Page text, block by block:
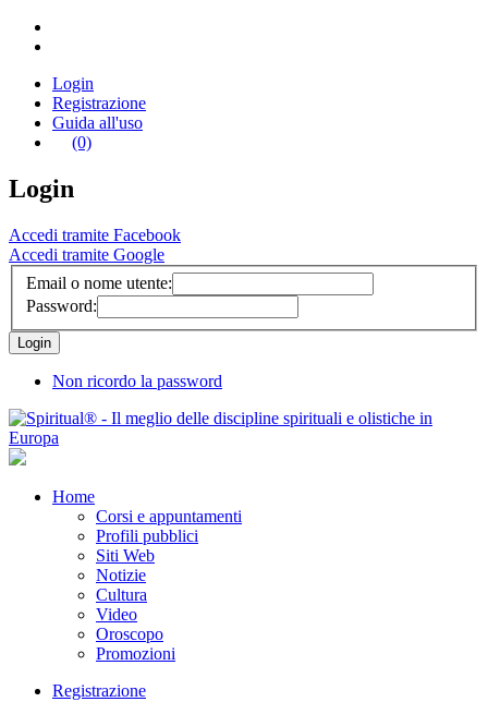
Login
Registrazione
Guida all'uso
(0)
Login
Accedi tramite Facebook
Accedi tramite Google
Email o nome utente:
Password:
Non ricordo la password
Home
Corsi e appuntamenti
Profili pubblici
Siti Web
Notizie
Cultura
Video
Oroscopo
Promozioni
Registrazione